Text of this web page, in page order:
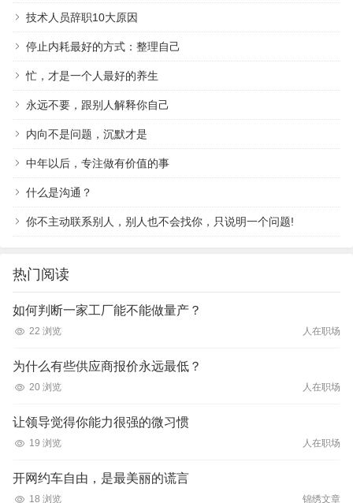
技术人员辞职10大原因
停止内耗最好的方式：整理自己
忙，才是一个人最好的养生
永远不要，跟别人解释你自己
内向不是问题，沉默才是
中年以后，专注做有价值的事
什么是沟通？
你不主动联系别人，别人也不会找你，只说明一个问题!
热门阅读
如何判断一家工厂能不能做量产？
22 浏览 人在职场
为什么有些供应商报价永远最低？
20 浏览 人在职场
让领导觉得你能力很强的微习惯
19 浏览 人在职场
开网约车自由，是最美丽的谎言
18 浏览 锦绣文章